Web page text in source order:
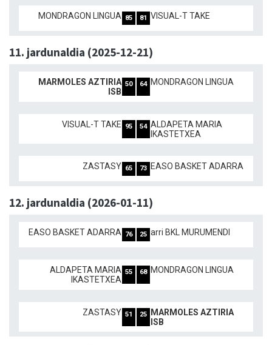
MONDRAGON LINGUA 85 81 VISUAL-T TAKE
11. jardunaldia (2025-12-21)
MARMOLES AZTIRIA
ISB
50 64 MONDRAGON LINGUA
VISUAL-T TAKE 95 54 ALDAPETA MARIA
IKASTETXEA
ZASTASY 65 73 EASO BASKET ADARRA
12. jardunaldia (2026-01-11)
EASO BASKET ADARRA 76 25 arri BKL MURUMENDI
ALDAPETA MARIA
IKASTETXEA
55 68 MONDRAGON LINGUA
ZASTASY 51 25
MARMOLES AZTIRIA
ISB